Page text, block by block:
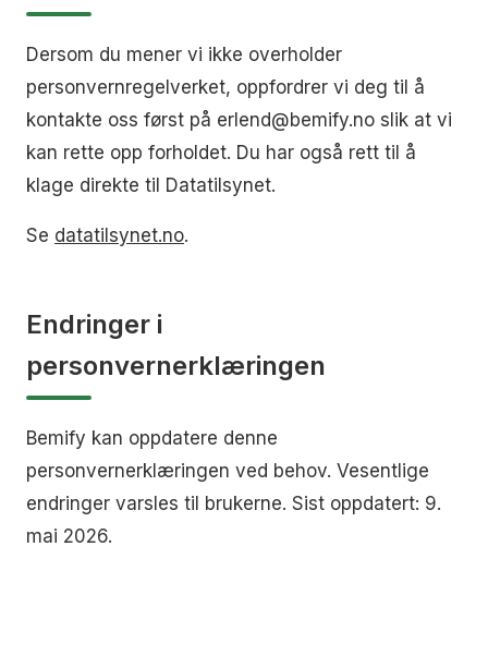
Dersom du mener vi ikke overholder
personvernregelverket, oppfordrer vi deg til å
kontakte oss først på erlend@bemify.no slik at vi
kan rette opp forholdet. Du har også rett til å
klage direkte til Datatilsynet.
Se datatilsynet.no.
Endringer i
personvernerklæringen
Bemify kan oppdatere denne
personvernerklæringen ved behov. Vesentlige
endringer varsles til brukerne. Sist oppdatert: 9.
mai 2026.